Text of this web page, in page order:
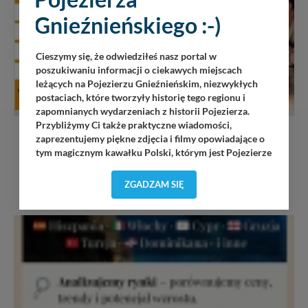
USŁUGI
Bank odmówił Kredytu? Potrzebujesz szybkiego
kredytu - Zapraszamy
Gnieźnieńskiego :-)
Cieszymy się, że odwiedziłeś nasz portal w
poszukiwaniu informacji o ciekawych miejscach
leżących na Pojezierzu Gnieźnieńskim, niezwykłych
postaciach, które tworzyły historię tego regionu i
zapomnianych wydarzeniach z historii Pojezierza.
Przybliżymy Ci także praktyczne wiadomości,
zaprezentujemy piękne zdjęcia i filmy opowiadające o
tym magicznym kawałku Polski, którym jest Pojezierze
Pojezierze Gnieźnieńskie odkrywać dla Ciebie na
składający się z pasjonatów, miłośników, czy wręcz
osób zakochanych w naszej„ małej Ojczyźnie”każdego
dnia wędruje po Pojezierzu Gnieźnieńskim, by rozwijać
portal, poprzez jego rozbudowę oraz dostarczanie
nowych treści i zdjęć.
Abyśmy nadal mogli to robić, potrzebujemy Twojej
zgody, dzięki której, będziemy mogli elementy serwisu
ZGADZAM SIĘ